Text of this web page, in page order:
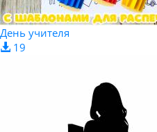
День учителя
19